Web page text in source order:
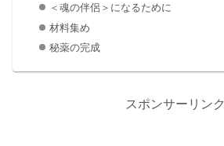
＜魂の伴侶＞になるために
材料集め
秘薬の完成
スポンサーリンク